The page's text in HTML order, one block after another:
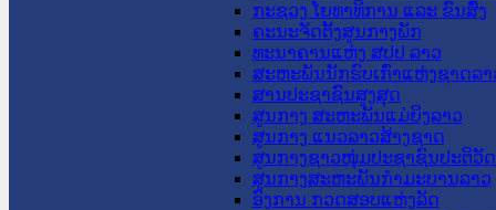
ກະຊວງ ໂຍທາທິການ ແລະ ຂົນສົ່ງ
ຄະນະຈັດຕັ້ງສູນກາງພັກ
ທະນາຄານແຫ່ງ ສປປ ລາວ
ສະຫະພັນນັກຮົບເກົ່າແຫ່ງຊາດລາ
ສານປະຊາຊົນສູງສຸດ
ສູນກາງ ສະຫະພັນແມ່ຍິງລາວ
ສູນກາງ ແນວລາວສ້າງຊາດ
ສູນກາງຊາວໜຸ່ມປະຊາຊົນປະຕິວັ
ສູນກາງສະຫະພັນກຳມະບານລາວ
ອົງການ ກວດສອບແຫ່ງລັດ